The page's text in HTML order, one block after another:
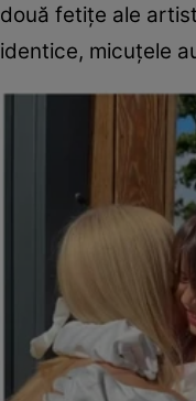
două fetițe ale
identice, micuțele